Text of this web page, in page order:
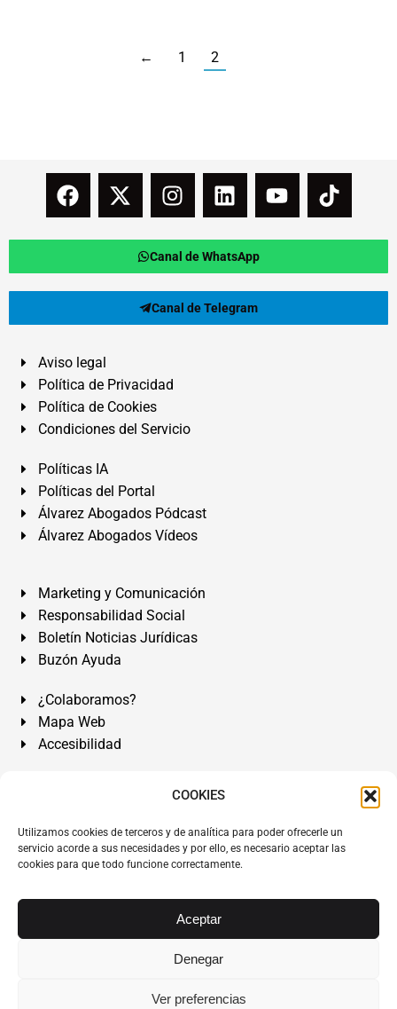
COOKIES
Utilizamos cookies de terceros y de analítica para poder ofrecerle un
servicio acorde a sus necesidades y por ello, es necesario aceptar las
cookies para que todo funcione correctamente.
Aceptar
Denegar
Ver preferencias
← 1 2
Canal de WhatsApp
Canal de Telegram
Aviso legal
Política de Privacidad
Política de Cookies
Condiciones del Servicio
Políticas IA
Políticas del Portal
Álvarez Abogados Pódcast
Álvarez Abogados Vídeos
Marketing y Comunicación
Responsabilidad Social
Boletín Noticias Jurídicas
Buzón Ayuda
¿Colaboramos?
Mapa Web
Accesibilidad
Álvarez Abogados Tenerife:Calle Teobaldo Power Nº 7,
de Tenerife. Islas Canarias.
Somos Abogados especialistas del Derecho desde 1954.
Tenerife Sur .Mejores Abogados Tenerife
Abogados colegiados y ejercientes del ICATF.